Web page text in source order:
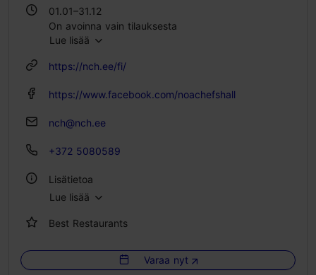
01.01–31.12
On avoinna vain tilauksesta
Lue lisää
https://nch.ee/fi/
https://www.facebook.com/noachefshall
nch@nch.ee
+372 5080589
Lisätietoa
Istumapaikkoja ulkona: 110
Laktoosittomia ja gluteenittomia vaihtoehtoja: Kyllä
Lue lisää
Best Restaurants
Varaa nyt